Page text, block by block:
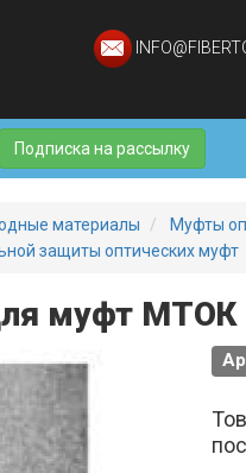
Подписка на рассылку
материалы
Муфты
защиты оптических муфт
муфт МТОК